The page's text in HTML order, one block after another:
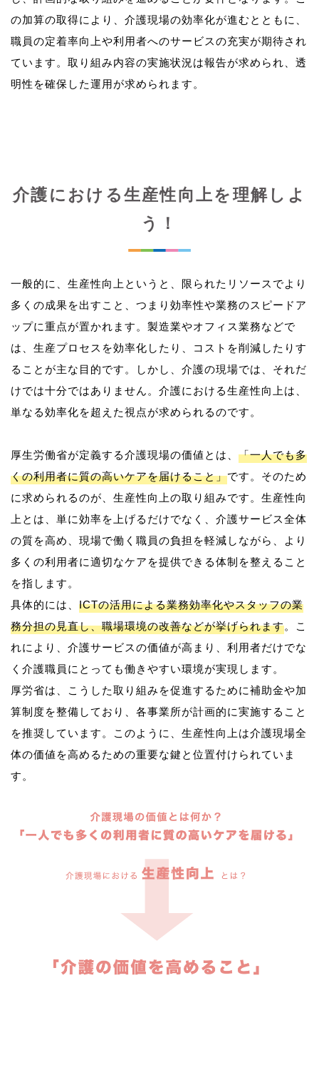
の加算の取得により、介護現場の効率化が進むとともに、
職員の定着率向上や利用者へのサービスの充実が期待され
ています。取り組み内容の実施状況は報告が求められ、透
介護における生産性向上を理解しよ
う！
一般的に、生産性向上というと、限られたリソースでより
多くの成果を出すこと、つまり効率性や業務のスピードア
ップに重点が置かれます。製造業やオフィス業務などで
は、生産プロセスを効率化したり、コストを削減したりす
ることが主な目的です。しかし、介護の現場では、それだ
けでは十分ではありません。介護における生産性向上は、
単なる効率化を超えた視点が求められるのです。
厚生労働省が定義する介護現場の価値とは、 「一人でも多
くの利用者に質の高いケアを届けること」です。そのため
に求められるのが、生産性向上の取り組みです。生産性向
上とは、単に効率を上げるだけでなく、介護サービス全体
の質を高め、現場で働く職員の負担を軽減しながら、より
多くの利用者に適切なケアを提供できる体制を整えること
を指します。
具体的には、 ICTの活用による業務効率化やスタッフの業
務分担の見直し、職場環境の改善などが挙げられます。こ
れにより、介護サービスの価値が高まり、利用者だけでな
く介護職員にとっても働きやすい環境が実現します。
厚労省は、こうした取り組みを促進するために補助金や加
算制度を整備しており、各事業所が計画的に実施すること
を推奨しています。このように、生産性向上は介護現場全
体の価値を高めるための重要な鍵と位置付けられていま